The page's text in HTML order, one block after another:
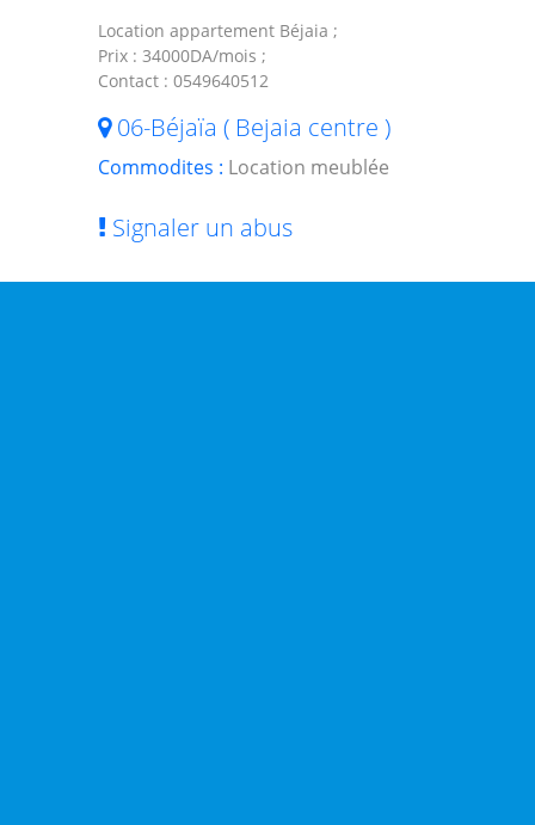
Location appartement Béjaia ;
Prix : 34000DA/mois ;
Contact : 0549640512
06-Béjaïa ( Bejaia centre )
Commodites : Location meublée
Signaler un abus